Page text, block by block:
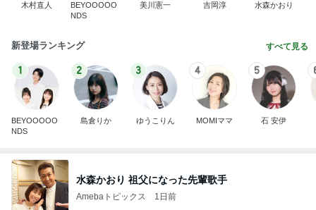
木村直人
BEYOOOOO
NDS
美川憲一 吉岡淳 水森かおり
新登場ランキング すべて見る
1
BEYOOOOO
NDS
2
島倉りか
3
ゆうこりん
4
MOMIママ
5
石 安伊
水森かおり 祖父になった先輩歌手
Amebaトピックス 1日前